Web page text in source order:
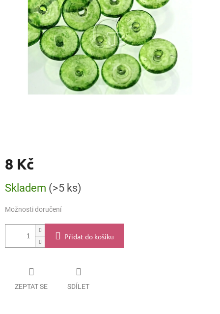
8 Kč
cena:
Skladem (>5 ks)
Možnosti doručení
Přidat do košíku
ZEPTAT SE SDÍLET